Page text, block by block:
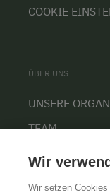
COOKIE
ÜBER UNS
UNSERE
TEAM
KARRIERE
Wir
Wir setzen